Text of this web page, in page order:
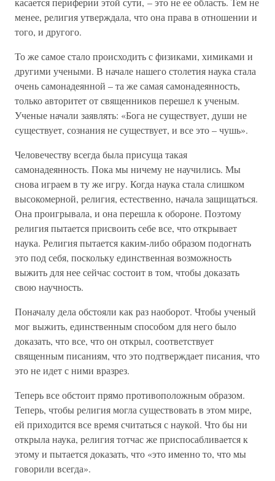
менее, религия утверждала, что она права в отношении и
того, и другого.
То же самое стало происходить с физиками, химиками и
другими учеными. В начале нашего столетия наука стала
очень самонадеянной – та же самая самонадеянность,
только авторитет от священников перешел к ученым.
Ученые начали заявлять: «Бога не существует, души не
существует, сознания не существует, и все это – чушь».
Человечеству всегда была присуща такая
самонадеянность. Пока мы ничему не научились. Мы
снова играем в ту же игру. Когда наука стала слишком
высокомерной, религия, естественно, начала защищаться.
Она проигрывала, и она перешла к обороне. Поэтому
религия пытается присвоить себе все, что открывает
наука. Религия пытается каким-либо образом подогнать
это под себя, поскольку единственная возможность
выжить для нее сейчас состоит в том, чтобы доказать
свою научность.
Поначалу дела обстояли как раз наоборот. Чтобы ученый
мог выжить, единственным способом для него было
доказать, что все, что он открыл, соответствует
священным писаниям, что это подтверждает писания, что
это не идет с ними вразрез.
Теперь все обстоит прямо противоположным образом.
Теперь, чтобы религия могла существовать в этом мире,
ей приходится все время считаться с наукой. Что бы ни
открыла наука, религия тотчас же приспосабливается к
этому и пытается доказать, что «это именно то, что мы
говорили всегда».